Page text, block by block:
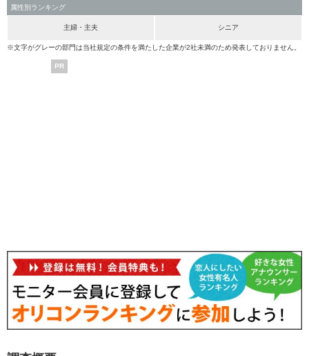
属性別ランキング
主婦・主夫 シニア
※文字がグレーの部門は当社規定の条件を満たした企業が2社未満のため発表しておりません。
PR